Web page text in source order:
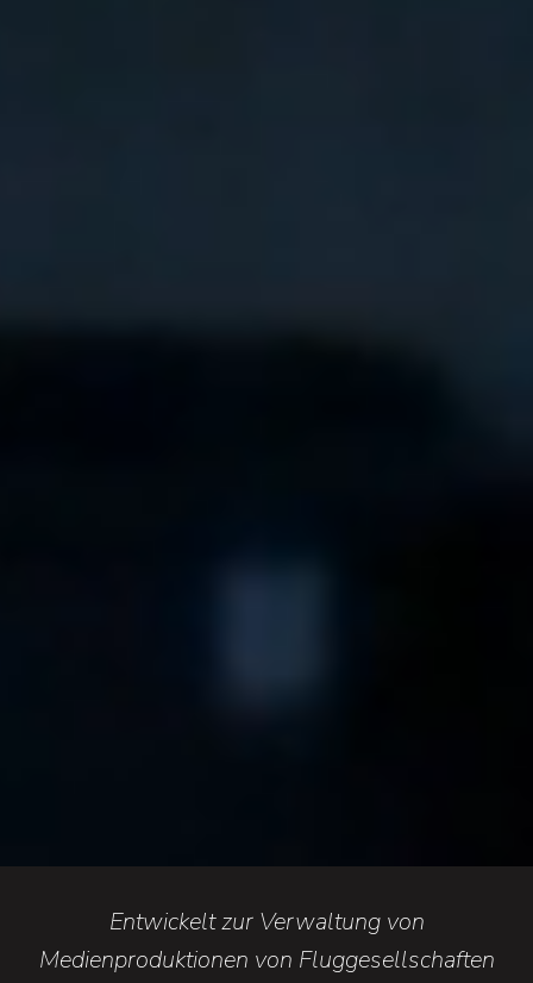
Entwickelt zur Verwaltung von
Medienproduktionen von Fluggesellschaften